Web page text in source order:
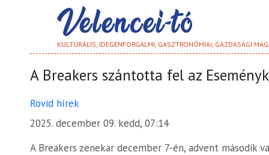
KULTURÁLIS, IDEGENFORGALMI, GASZTRONÓMIAI, GAZDASÁGI
A Breakers szántotta fel az
Rövid hírek
2025. december 09. kedd, 07:14
A Breakers zenekar december 7-én, advent második